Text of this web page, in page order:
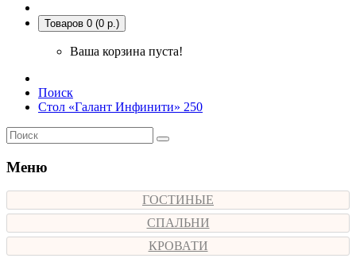
Товаров 0 (0 р.)
Ваша корзина пуста!
Поиск
Стол «Галант Инфинити» 250
Меню
ГОСТИНЫЕ
СПАЛЬНИ
КРОВАТИ